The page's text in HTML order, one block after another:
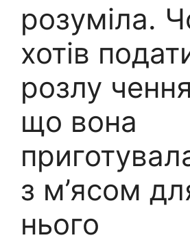
розуміла.
хотів
розлу
що вона
з м’ясом
нього